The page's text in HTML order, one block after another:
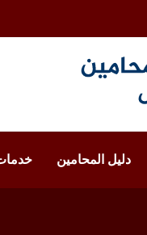
دليل المحامين خدمات